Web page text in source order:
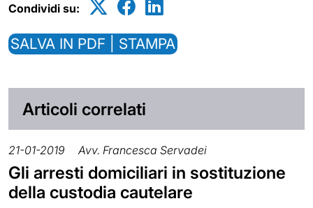
Condividi su:
SALVA IN PDF | STAMPA
Articoli correlati
21-01-2019 Avv. Francesca Servadei
Gli arresti domiciliari in sostituzione
della custodia cautelare